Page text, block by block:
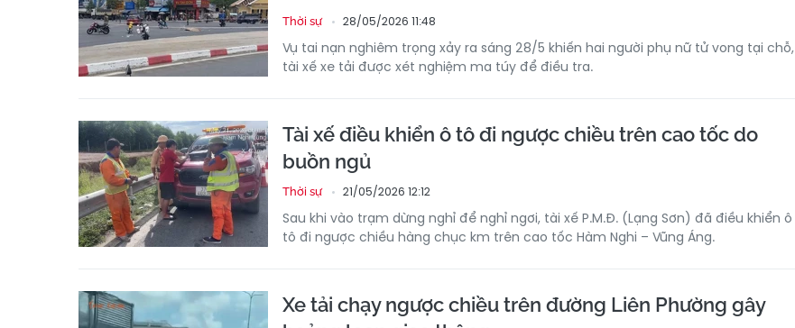
Thời sự 28/05/2026 11:48
Vụ tai nạn nghiêm trọng xảy ra sáng 28/5 khiến hai người phụ nữ tử vong tại chỗ,
tài xế xe tải được xét nghiệm ma túy để điều tra.
Tài xế điều khiển ô tô đi ngược chiều trên cao tốc do
buồn ngủ
Thời sự 21/05/2026 12:12
Sau khi vào trạm dừng nghỉ để nghỉ ngơi, tài xế P.M.Đ. (Lạng Sơn) đã điều khiển ô
tô đi ngược chiều hàng chục km trên cao tốc Hàm Nghi – Vũng Áng.
Xe tải chạy ngược chiều trên đường Liên Phường gây